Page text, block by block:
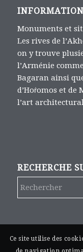
Monuments et
Les rives de
on y trouve
l’Arménie
Bagaran ainsi
d’Hoṙomos et de
l’art
RECHERCHE
Ce site utilise des